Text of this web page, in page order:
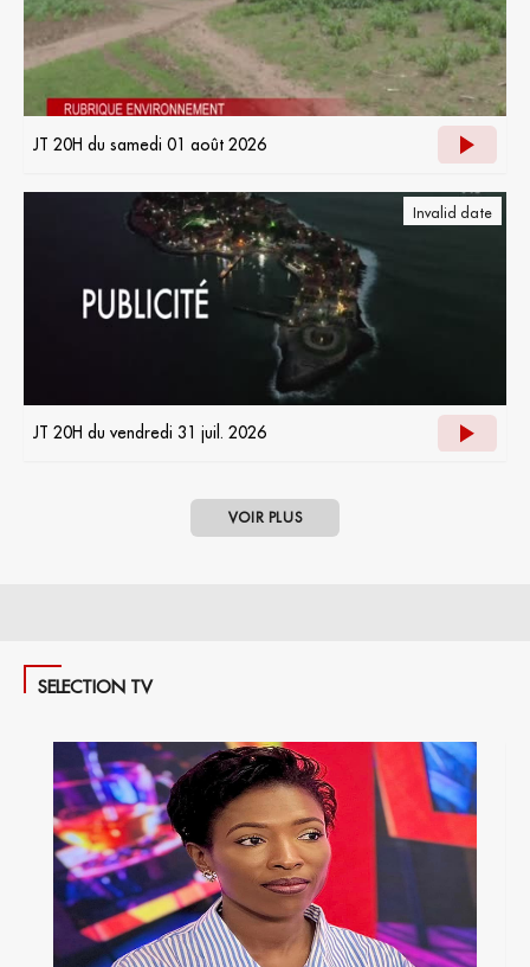
JT 20H du samedi 01 août 2026
Invalid date
JT 20H du vendredi 31 juil. 2026
VOIR PLUS
SELECTION TV